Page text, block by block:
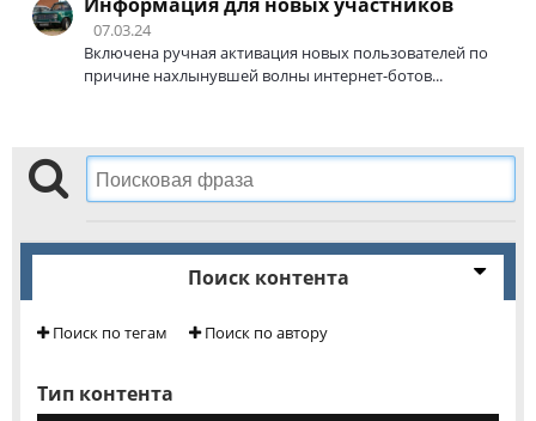
07.03.24
Включена ручная активация новых пользователей по
причине нахлынувшей волны интернет-ботов...
Поиск контента
Поиск по тегам Поиск по автору
Тип контента